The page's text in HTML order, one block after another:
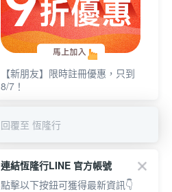
【新朋友】限時註冊優惠，只到
8/7！
回覆至 恆隆行
連結恆隆行LINE 官方帳號
點擊以下按鈕可獲得最新資訊👇